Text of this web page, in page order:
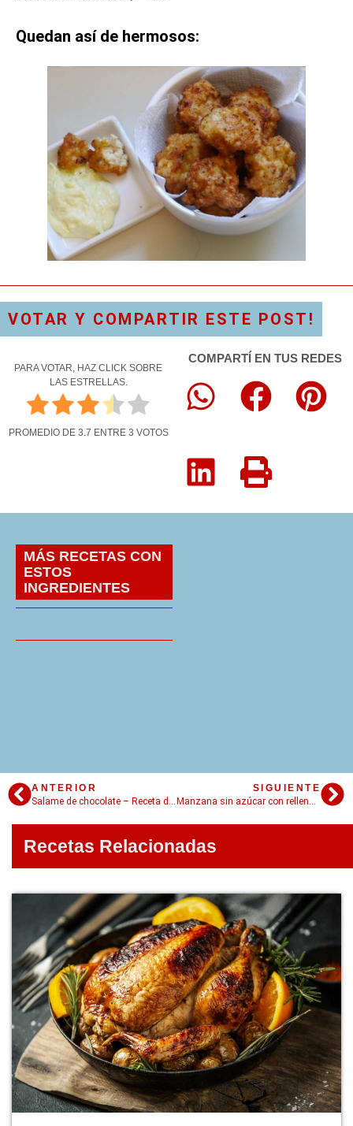
Quedan así de hermosos:
VOTAR Y COMPARTIR ESTE POST!
PARA VOTAR, HAZ CLICK SOBRE
LAS ESTRELLAS.
PROMEDIO DE 3.7 ENTRE 3 VOTOS
COMPARTÍ EN TUS REDES
MÁS RECETAS CON
ESTOS
INGREDIENTES
ANTERIOR
SIGUIENTE
Recetas Relacionadas